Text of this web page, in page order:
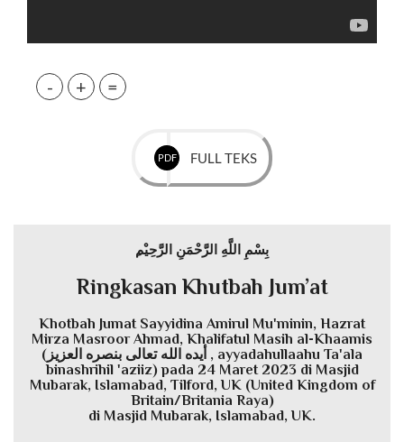
- + =
PDF FULL TEKS
ِبِسْمِ اللَّهِ الرَّحْمَنِ الرَّحِيْم
Ringkasan Khutbah Jum’at
Khotbah Jumat Sayyidina Amirul Mu'minin, Hazrat
Mirza Masroor Ahmad, Khalifatul Masih al-Khaamis
(أيده الله تعالى بنصره العزيز , ayyadahullaahu Ta'ala
binashrihil 'aziiz) pada 24 Maret 2023 di Masjid
Mubarak, Islamabad, Tilford, UK (United Kingdom of
Britain/Britania Raya)
di Masjid Mubarak, Islamabad, UK.